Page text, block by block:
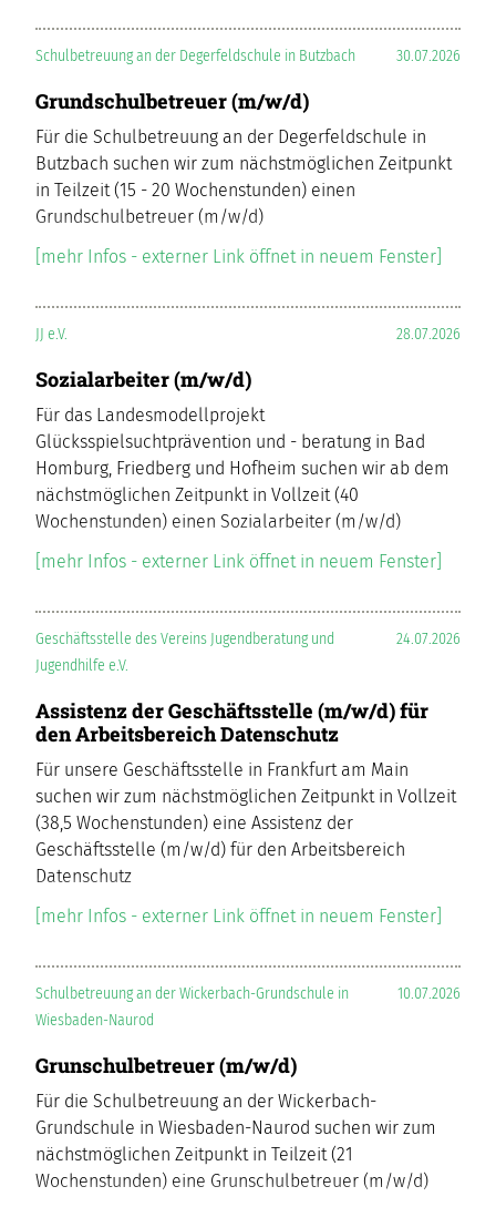
30.07.2026
Schulbetreuung an der Degerfeldschule in Butzbach
Grundschulbetreuer (m/w/d)
Für die Schulbetreuung an der Degerfeldschule in
Butzbach suchen wir zum nächstmöglichen Zeitpunkt
in Teilzeit (15 - 20 Wochenstunden) einen
Grundschulbetreuer (m/w/d)
[mehr Infos - externer Link öffnet in neuem Fenster]
28.07.2026
JJ e.V.
Sozialarbeiter (m/w/d)
Für das Landesmodellprojekt
Glücksspielsuchtprävention und - beratung in Bad
Homburg, Friedberg und Hofheim suchen wir ab dem
nächstmöglichen Zeitpunkt in Vollzeit (40
Wochenstunden) einen Sozialarbeiter (m/w/d)
[mehr Infos - externer Link öffnet in neuem Fenster]
24.07.2026
Geschäftsstelle des Vereins Jugendberatung und
Jugendhilfe e.V.
Assistenz der Geschäftsstelle (m/w/d) für
den Arbeitsbereich Datenschutz
Für unsere Geschäftsstelle in Frankfurt am Main
suchen wir zum nächstmöglichen Zeitpunkt in Vollzeit
(38,5 Wochenstunden) eine Assistenz der
Geschäftsstelle (m/w/d) für den Arbeitsbereich
Datenschutz
[mehr Infos - externer Link öffnet in neuem Fenster]
10.07.2026
Schulbetreuung an der Wickerbach-Grundschule in
Wiesbaden-Naurod
Grunschulbetreuer (m/w/d)
Für die Schulbetreuung an der Wickerbach-
Grundschule in Wiesbaden-Naurod suchen wir zum
nächstmöglichen Zeitpunkt in Teilzeit (21
Wochenstunden) eine Grunschulbetreuer (m/w/d)